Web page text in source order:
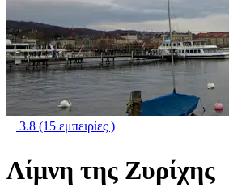
3.8 (15 εμπειρίες )
Λίμνη της Ζυρίχης